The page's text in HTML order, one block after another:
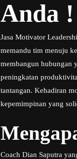
Anda !
Jasa Motivator
memandu tim menuju
membangun hubungan
peningkatan
tantangan. Kehadiran
kepemimpinan yang
Coach Dian Saputra